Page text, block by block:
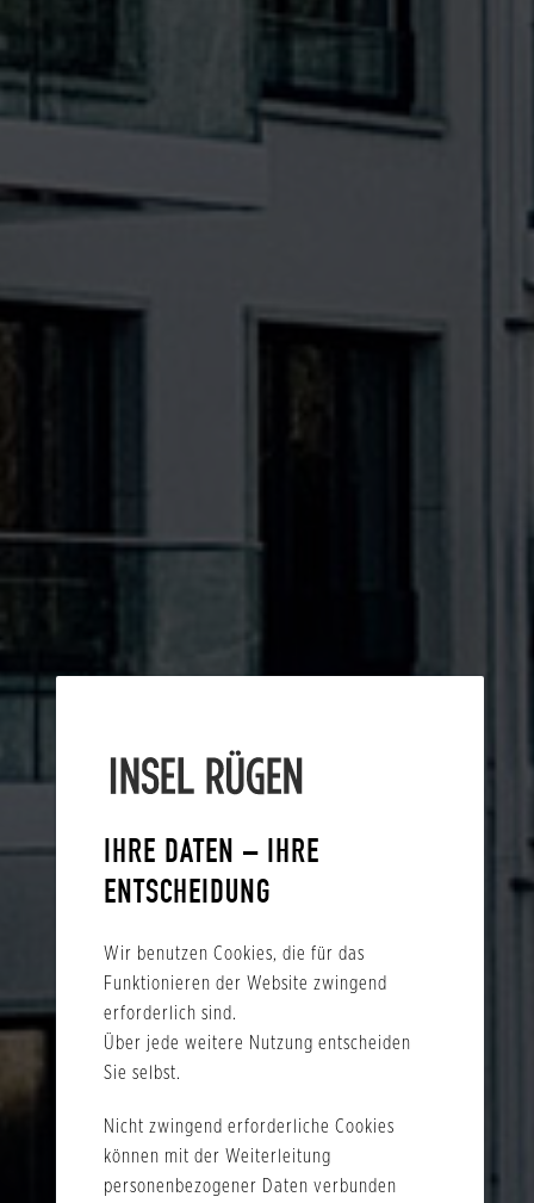
IHRE DATEN – IHRE
ENTSCHEIDUNG
Wir benutzen Cookies, die für das
Funktionieren der Website zwingend
erforderlich sind.
Über jede weitere Nutzung entscheiden
Sie selbst.
Nicht zwingend erforderliche Cookies
können mit der Weiterleitung
personenbezogener Daten verbunden